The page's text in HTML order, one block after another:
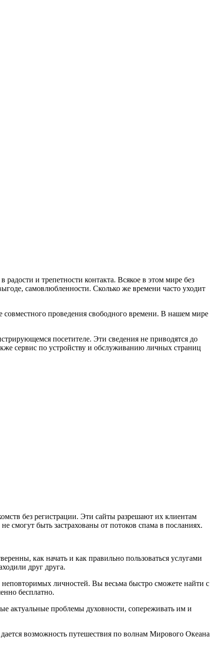
и трепетности контакта. Всякое в этом мире без
самовлюбленности. Сколько же времени часто уходит
совместного проведения свободного времени. В нашем мире
посетителе. Эти сведения не приводятся до
сервис по устройству и обслуживанию личных страниц
без регистрации. Эти сайты разрешают их клиентам
смогут быть застрахованы от потоков спама в посланиях.
как начать и как правильно пользоваться услугами
друг друга.
личностей. Вы весьма быстро сможете найти с
бесплатно.
актуальные проблемы духовности, сопереживать им и
возможность путешествия по волнам Мирового Океана